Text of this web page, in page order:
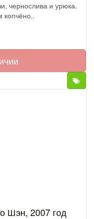
чернослива и урюка.
копчёно..
Шэн, 2007 год